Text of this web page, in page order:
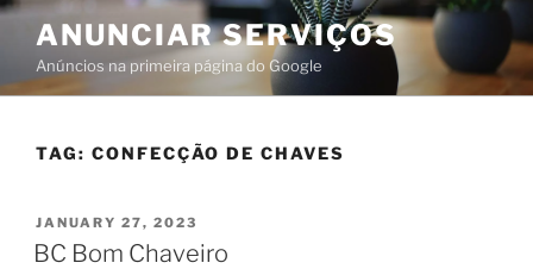
ANUNCIAR SERVIÇOS
Anúncios na primeira página do Google
TAG: CONFECÇÃO DE CHAVES
JANUARY 27, 2023
BC Bom Chaveiro